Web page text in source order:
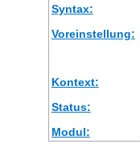
Syntax:
Voreinstellung:
Kontext:
Status:
Modul: